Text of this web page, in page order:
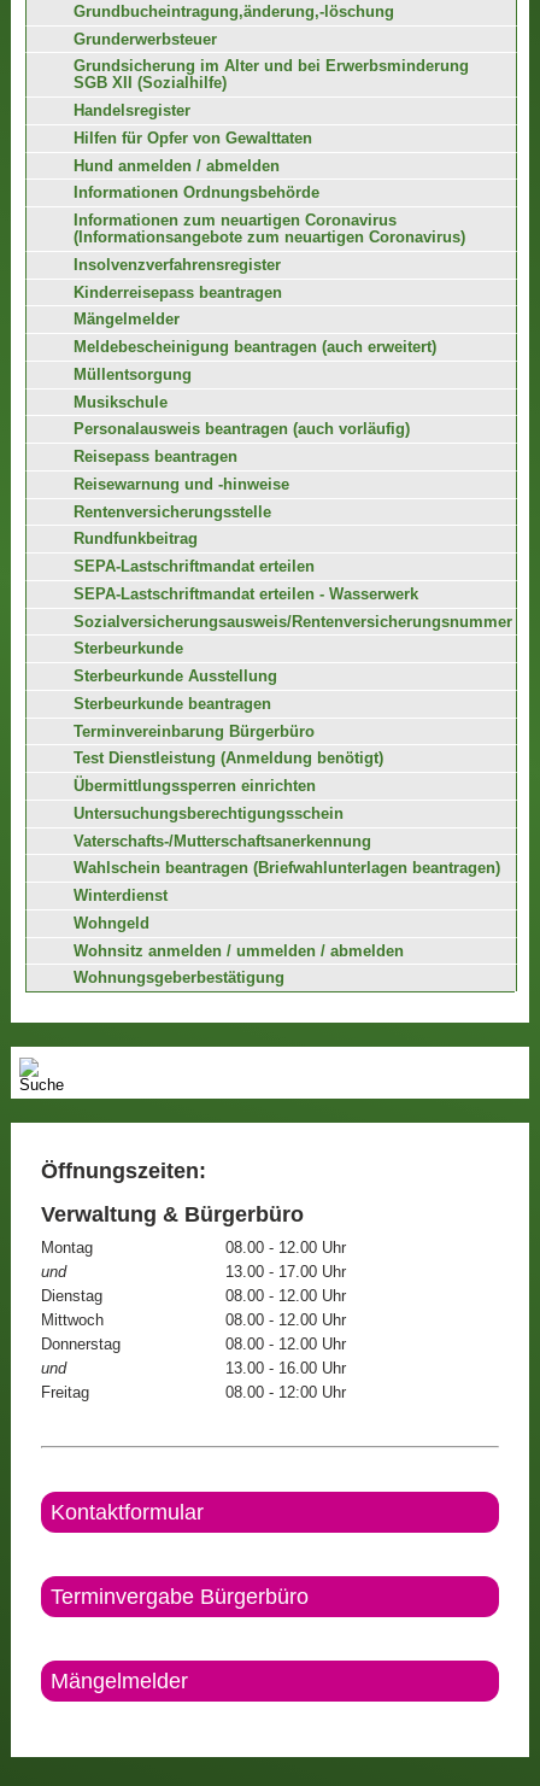
Grundbucheintragung,änderung,-löschung
Grunderwerbsteuer
Grundsicherung im Alter und bei Erwerbsminderung
SGB XII (Sozialhilfe)
Handelsregister
Hilfen für Opfer von Gewalttaten
Hund anmelden / abmelden
Informationen Ordnungsbehörde
Informationen zum neuartigen Coronavirus
(Informationsangebote zum neuartigen Coronavirus)
Insolvenzverfahrensregister
Kinderreisepass beantragen
Mängelmelder
Meldebescheinigung beantragen (auch erweitert)
Müllentsorgung
Musikschule
Personalausweis beantragen (auch vorläufig)
Reisepass beantragen
Reisewarnung und -hinweise
Rentenversicherungsstelle
Rundfunkbeitrag
SEPA-Lastschriftmandat erteilen
SEPA-Lastschriftmandat erteilen - Wasserwerk
Sozialversicherungsausweis/Rentenversicherungsnummer
Sterbeurkunde
Sterbeurkunde Ausstellung
Sterbeurkunde beantragen
Terminvereinbarung Bürgerbüro
Test Dienstleistung (Anmeldung benötigt)
Übermittlungssperren einrichten
Untersuchungsberechtigungsschein
Vaterschafts-/Mutterschaftsanerkennung
Wahlschein beantragen (Briefwahlunterlagen beantragen)
Winterdienst
Wohngeld
Wohnsitz anmelden / ummelden / abmelden
Wohnungsgeberbestätigung
Öffnungszeiten:
Verwaltung & Bürgerbüro
Montag
08.00 - 12.00 Uhr
und
13.00 - 17.00 Uhr
Dienstag
08.00 - 12.00 Uhr
Mittwoch
08.00 - 12.00 Uhr
Donnerstag
08.00 - 12.00 Uhr
und
13.00 - 16.00 Uhr
Freitag
08.00 - 12:00 Uhr
Kontaktformular
Terminvergabe Bürgerbüro
Mängelmelder